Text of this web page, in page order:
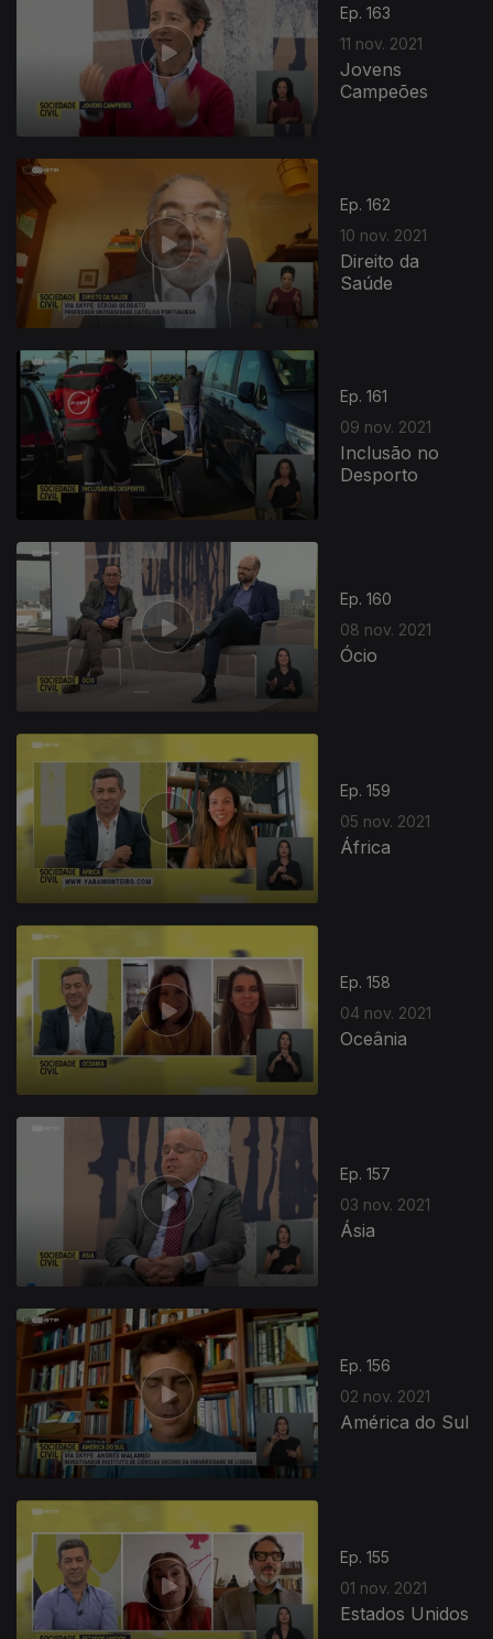
Ep. 163
11 nov. 2021
Jovens
Campeões
Ep. 162
10 nov. 2021
Direito da
Saúde
Ep. 161
09 nov. 2021
Inclusão no
Desporto
Ep. 160
08 nov. 2021
Ócio
Ep. 159
05 nov. 2021
África
Ep. 158
04 nov. 2021
Oceânia
Ep. 157
03 nov. 2021
Ásia
Ep. 156
02 nov. 2021
América do Sul
Ep. 155
01 nov. 2021
Estados Unidos
575991